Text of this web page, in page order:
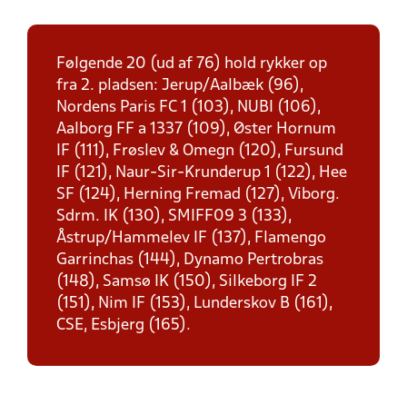
Følgende 20 (ud af 76) hold rykker op
fra 2. pladsen: Jerup/Aalbæk (96),
Nordens Paris FC 1 (103), NUBI (106),
Aalborg FF a 1337 (109), Øster Hornum
IF (111), Frøslev & Omegn (120), Fursund
IF (121), Naur-Sir-Krunderup 1 (122), Hee
SF (124), Herning Fremad (127), Viborg.
Sdrm. IK (130), SMIFF09 3 (133),
Åstrup/Hammelev IF (137), Flamengo
Garrinchas (144), Dynamo Pertrobras
(148), Samsø IK (150), Silkeborg IF 2
(151), Nim IF (153), Lunderskov B (161),
CSE, Esbjerg (165).